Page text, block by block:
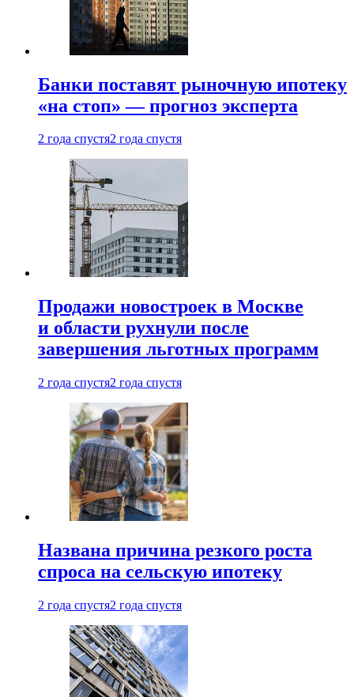
Банки поставят рыночную ипотеку
«на стоп» — прогноз эксперта
2 года спустя2 года спустя
Продажи новостроек в Москве
и области рухнули после
завершения льготных программ
2 года спустя2 года спустя
Названа причина резкого роста
спроса на сельскую ипотеку
2 года спустя2 года спустя